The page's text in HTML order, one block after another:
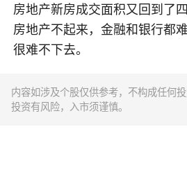
房地产新房成交面积又回到了
房地产不起来，金融和银行都
很难不下去。
内容如涉及个股仅供参考，不构成任何
投资有风险，入市须谨慎。